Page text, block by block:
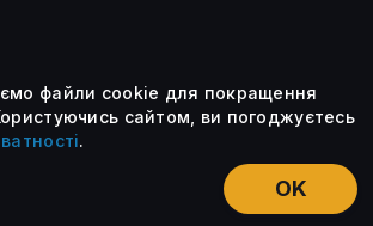
КУРСИ КРИПТОВАЛЮТ
©2014 — 2026
матеріали належать ForkLog. Ви можете
їх тільки після узгодження із редакцією та
активного посилання на ForkLog.
файли cookie для покращення
сайтом, ви погоджуєтесь
.
OK